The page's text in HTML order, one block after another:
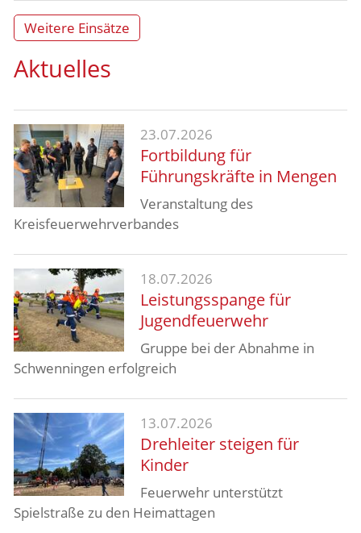
Weitere Einsätze
Aktuelles
23.07.2026
Fortbildung für
Führungskräfte in Mengen
Veranstaltung des
Kreisfeuerwehrverbandes
18.07.2026
Leistungsspange für
Jugendfeuerwehr
Gruppe bei der Abnahme in
Schwenningen erfolgreich
13.07.2026
Drehleiter steigen für
Kinder
Feuerwehr unterstützt
Spielstraße zu den Heimattagen